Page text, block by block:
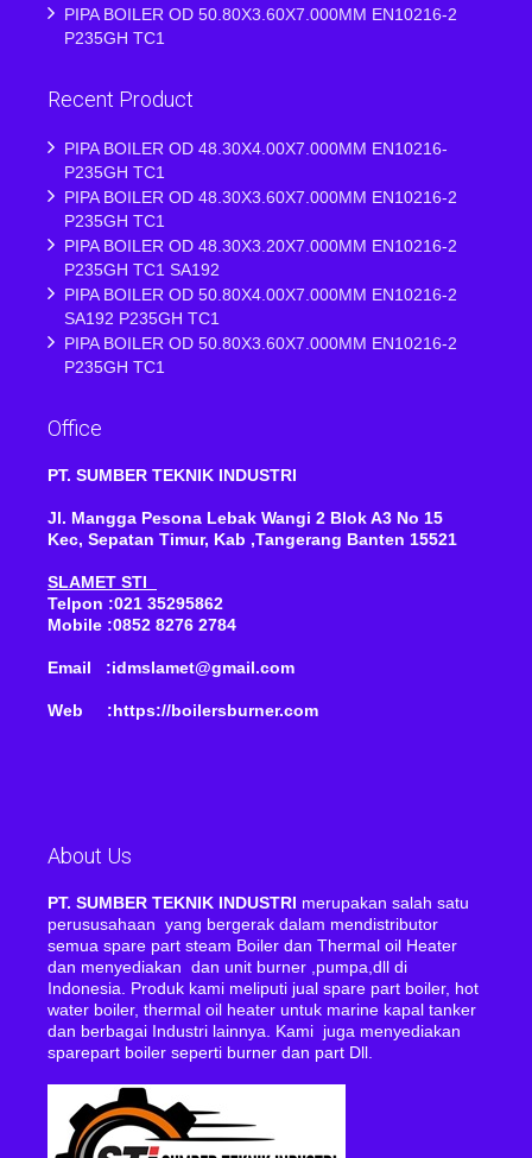
PIPA BOILER OD 50.80X3.60X7.000MM EN10216-2
P235GH TC1
Recent Product
PIPA BOILER OD 48.30X4.00X7.000MM EN10216-
P235GH TC1
PIPA BOILER OD 48.30X3.60X7.000MM EN10216-2
P235GH TC1
PIPA BOILER OD 48.30X3.20X7.000MM EN10216-2
P235GH TC1 SA192
PIPA BOILER OD 50.80X4.00X7.000MM EN10216-2
SA192 P235GH TC1
PIPA BOILER OD 50.80X3.60X7.000MM EN10216-2
P235GH TC1
Office
PT. SUMBER TEKNIK INDUSTRI
Jl. Mangga Pesona Lebak Wangi 2 Blok A3 No 15
Kec, Sepatan Timur, Kab ,Tangerang Banten 15521
SLAMET STI
Telpon :021 35295862
Mobile :0852 8276 2784
Email :idmslamet@gmail.com
Web :https://boilersburner.com
About Us
PT. SUMBER TEKNIK INDUSTRI merupakan salah satu
perususahaan yang bergerak dalam mendistributor
semua spare part steam Boiler dan Thermal oil Heater
dan menyediakan dan unit burner ,pumpa,dll di
Indonesia. Produk kami meliputi jual spare part boiler, hot
water boiler, thermal oil heater untuk marine kapal tanker
dan berbagai Industri lainnya. Kami juga menyediakan
sparepart boiler seperti burner dan part Dll.